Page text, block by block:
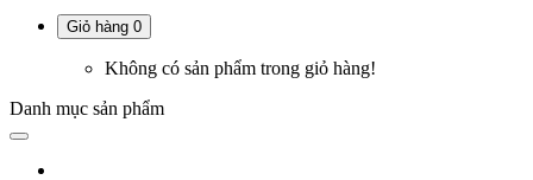
Giỏ hàng 0
Không có sản phẩm trong giỏ hàng!
Danh mục sản phẩm